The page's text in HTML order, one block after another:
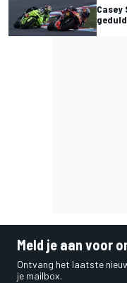
Meld je aan voor
Ontvang het laatste
je mailbox.